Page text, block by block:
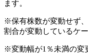
ます。
※保有株数が変動せず
割合が変動しているケ
※変動幅が1％未満の変